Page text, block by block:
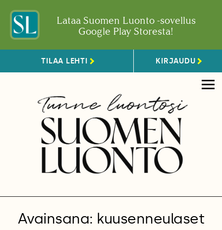
Lataa Suomen Luonto -sovellus
Google Play Storesta!
TILAA LEHTI KIRJAUDU
Avainsana: kuusenneulaset